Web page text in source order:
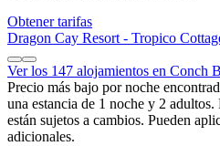
Obtener tarifas
Dragon Cay Resort - Tropico
Ver los 147 alojamientos en Conch
Precio más bajo por noche
una estancia de 1 noche y 2
están sujetos a cambios. Pueden
adicionales.